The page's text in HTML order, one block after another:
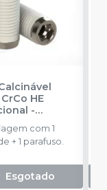
HE
-
com 1
+ 1 parafuso.
Esgotado